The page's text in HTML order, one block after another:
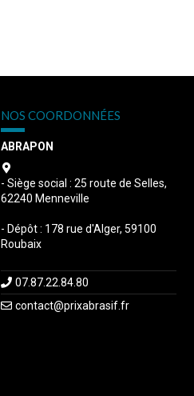
NOS COORDONNÉES
ABRAPON
- Siège social : 25 route de Selles,
62240 Menneville
- Dépôt : 178 rue d'Alger, 59100
Roubaix
07.87.22.84.80
contact@prixabrasif.fr